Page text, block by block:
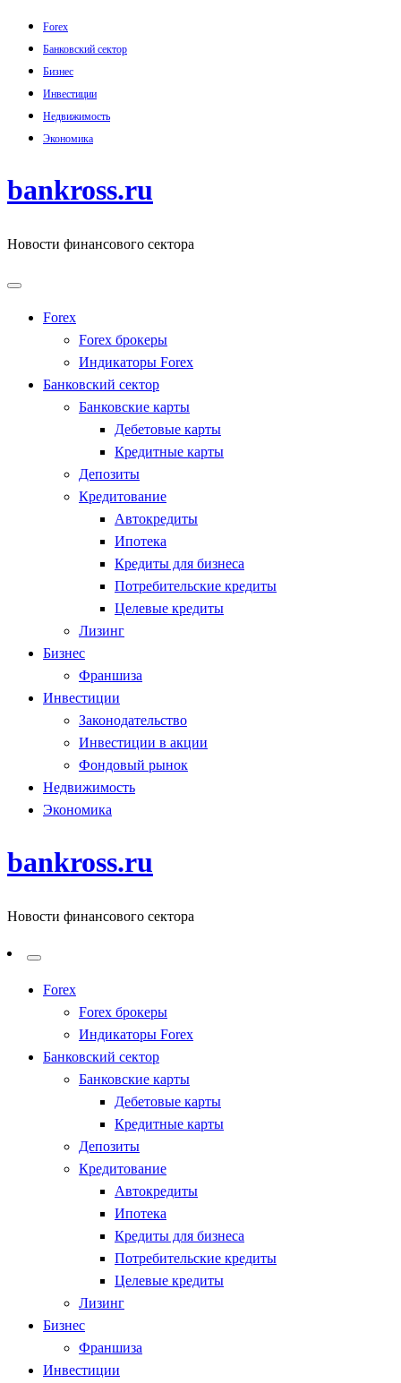
Skip
content
Forex
Банковский сектор
Бизнес
Инвестиции
Недвижимость
Экономика
bankross.ru
Новости финансового сектора
Forex
Forex брокеры
Индикаторы Forex
Банковский сектор
Банковские карты
Дебетовые карты
Кредитные карты
Депозиты
Кредитование
Автокредиты
Ипотека
Кредиты для бизнеса
Потребительские кредиты
Целевые кредиты
Лизинг
Бизнес
Франшиза
Инвестиции
Законодательство
Инвестиции в акции
Фондовый рынок
Недвижимость
Экономика
bankross.ru
Новости финансового сектора
Forex
Forex брокеры
Индикаторы Forex
Банковский сектор
Банковские карты
Дебетовые карты
Кредитные карты
Депозиты
Кредитование
Автокредиты
Ипотека
Кредиты для бизнеса
Потребительские кредиты
Целевые кредиты
Лизинг
Бизнес
Франшиза
Инвестиции